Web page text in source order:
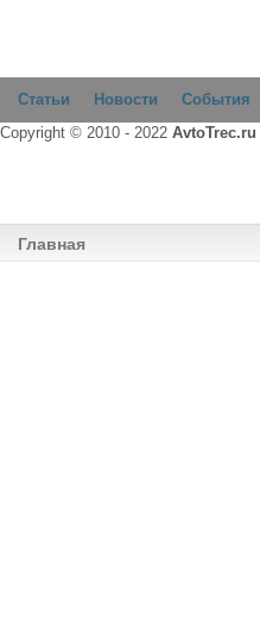
Статьи Новости События
Copyright © 2010 - 2022 AvtoTrec.ru
Главная